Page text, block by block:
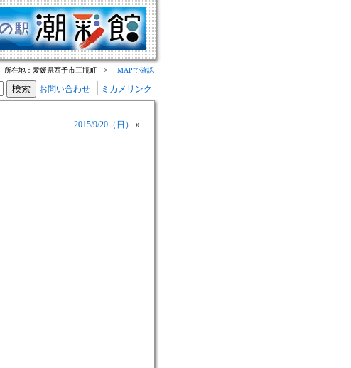
所在地：愛媛県西予市三瓶町 > MAPで確認
お問い合わせ ミカメリンク
2015/9/20（日） »